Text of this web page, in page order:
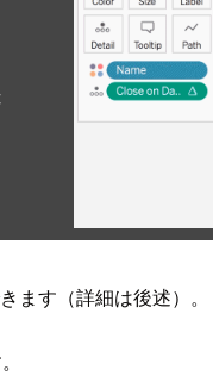
ます（詳細は後述）。